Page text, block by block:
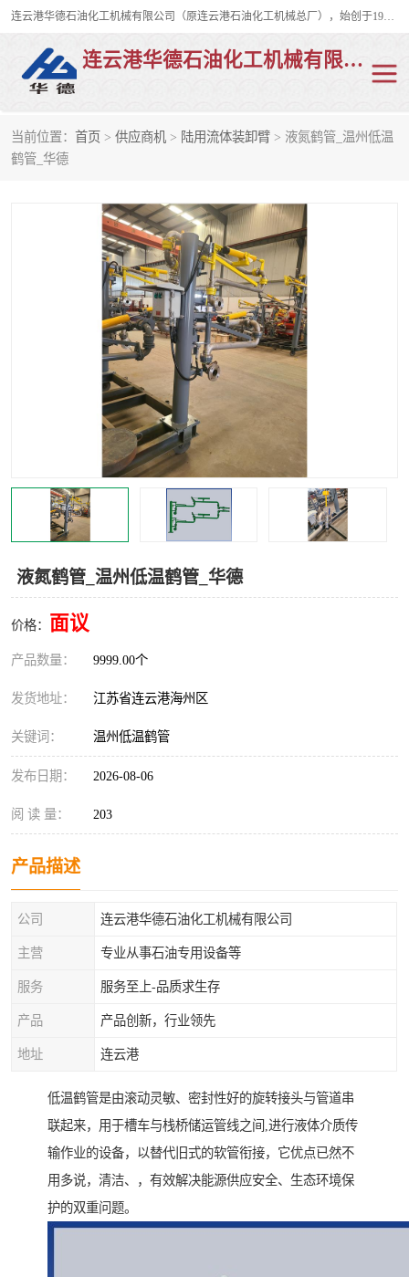
连云港华德石油化工机械有限公司（原连云港石油化工机械总厂），始创于1982年，是从事码头船用流体装卸臂、陆用流体装卸臂（鹤管）、活动梯、钢构平台、定量装车系统等全系列流体装卸设备的设计、制造、销售以及服务的专业供应商。
连云港华德石油化工机械有限公司
当前位置： 首页 > 供应商机 > 陆用流体装卸臂 > 液氮鹤管_温州低温
鹤管_华德
液氮鹤管_温州低温鹤管_华德
价格： 面议
产品数量： 9999.00个
发货地址： 江苏省连云港海州区
关键词： 温州低温鹤管
发布日期： 2026-08-06
阅 读 量： 203
产品描述
公司 连云港华德石油化工机械有限公司
主营 专业从事石油专用设备等
服务 服务至上-品质求生存
产品 产品创新，行业领先
地址 连云港
低温鹤管是由滚动灵敏、密封性好的旋转接头与管道串
联起来，用于槽车与栈桥储运管线之间,进行液体介质传
输作业的设备，以替代旧式的软管衔接，它优点已然不
用多说，清洁、，有效解决能源供应安全、生态环境保
护的双重问题。
陆用流体装卸臂
液氯鹤管
活动梯
卸车鹤管
输油臂
紧急脱离干式接头 火车鹤管
顶部鹤管
低温鹤管
浮动出油装置 鹤管